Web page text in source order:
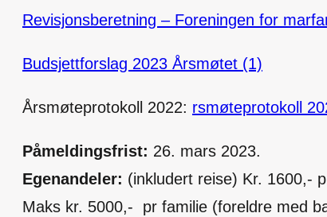
Revisjonsberetning – Foreningen for
Budsjettforslag 2023 Årsmøtet (1)
Årsmøteprotokoll 2022: rsmøteprotokoll
Påmeldingsfrist: 26. mars 2023.
Egenandeler: (inkludert reise) Kr. 1600,-
Maks kr. 5000,- pr familie (foreldre med